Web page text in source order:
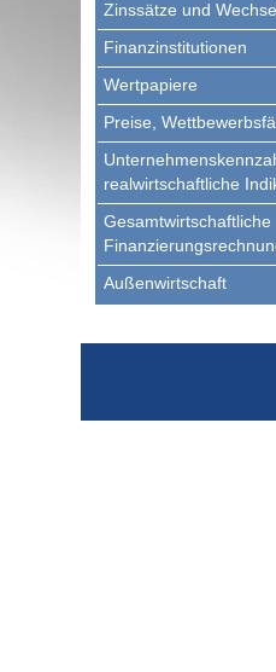
Zinssätze und
Finanzinstitutionen
Wertpapiere
Preise,
realwirtschaftliche
Gesamtwirtschaftliche
Außenwirtschaft